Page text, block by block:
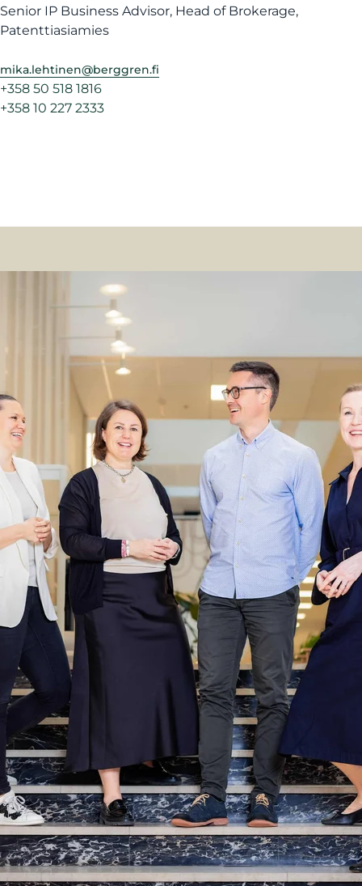
Senior IP Business Advisor, Head of Brokerage,
Patenttiasiamies
mika.lehtinen@berggren.fi
+358 50 518 1816
+358 10 227 2333